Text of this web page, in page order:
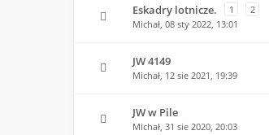
Eskadry lotnicze. 1
2
Michał, 08 sty 2022, 13:01
JW 4149
Michał, 12 sie 2021, 19:39
JW w Pile
Michał, 31 sie 2020, 20:03